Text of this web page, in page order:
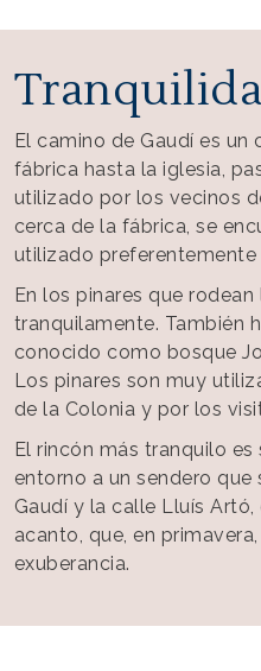
El camino de Gaudí es
fábrica hasta la iglesia,
utilizado por los vecinos
cerca de la fábrica, se
utilizado preferentemente
En los pinares que
tranquilamente. También
conocido como bosque
Los pinares son muy
de la Colonia y por los
El rincón más tranquilo
entorno a un sendero
Gaudí y la calle Lluís
acanto, que, en
exuberancia.